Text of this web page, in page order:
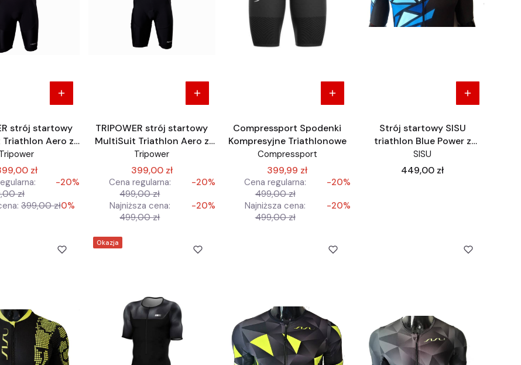
strój startowy
Aero z
Regular Fit
Tripower
zł
zł
-20%
399,00 zł0%
TRIPOWER strój startowy
MultiSuit Triathlon Aero z
rękawem Regular Fit
Tripower
399,00 zł
Cena regularna:
499,00 zł
-20%
Najniższa cena:
499,00 zł
-20%
Compressport Spodenki
Kompresyjne Triathlonowe
Compressport
399,99 zł
Cena regularna:
499,00 zł
-20%
Najniższa cena:
499,00 zł
-20%
Strój startowy SISU
triathlon Blue Power z
rękawem
SISU
Cena
449,00 zł
Okazja